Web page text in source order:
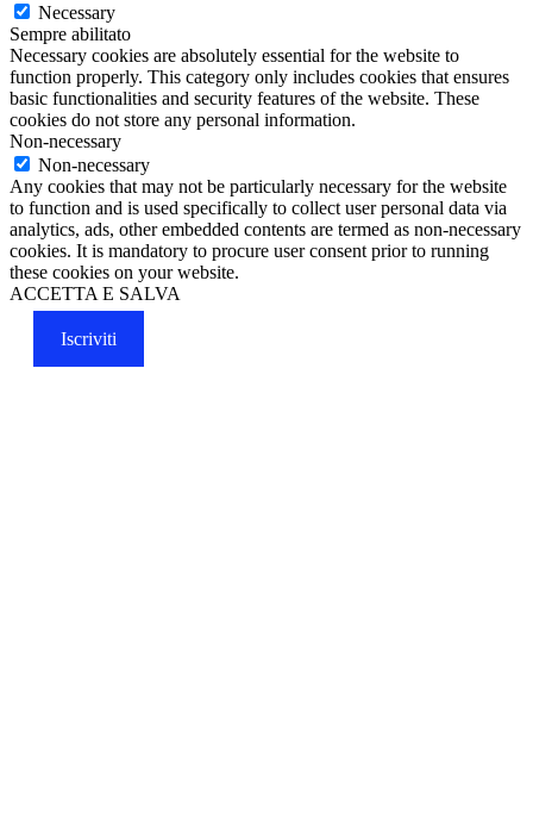
Necessary
Sempre abilitato
Necessary cookies are absolutely essential for the website to
function properly. This category only includes cookies that ensures
basic functionalities and security features of the website. These
cookies do not store any personal information.
Non-necessary
Non-necessary
Any cookies that may not be particularly necessary for the website
to function and is used specifically to collect user personal data via
analytics, ads, other embedded contents are termed as non-necessary
cookies. It is mandatory to procure user consent prior to running
these cookies on your website.
ACCETTA E SALVA
Iscriviti